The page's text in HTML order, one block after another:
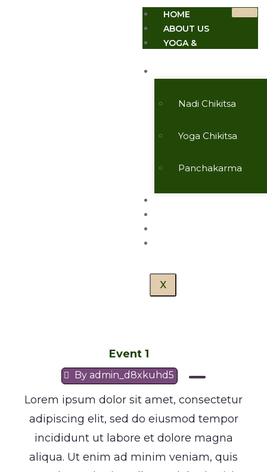
HOME
ABOUT US
YOGA &
Nadi Chikitsa
Yoga Chikitsa
Panchakarma
X
Event 1
By admin_d8xkuhd5
Lorem ipsum dolor sit amet, consectetur
adipiscing elit, sed do eiusmod tempor
incididunt ut labore et dolore magna
aliqua. Ut enim ad minim veniam, quis